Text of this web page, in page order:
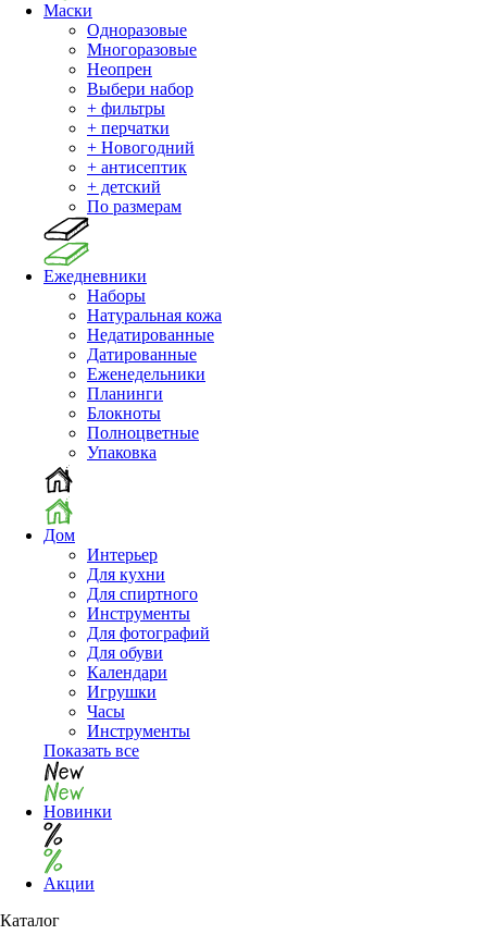
Маски
Одноразовые
Многоразовые
Неопрен
Выбери набор
+ фильтры
+ перчатки
+ Новогодний
+ антисептик
+ детский
По размерам
Ежедневники
Наборы
Натуральная кожа
Недатированные
Датированные
Еженедельники
Планинги
Блокноты
Полноцветные
Упаковка
Дом
Интерьер
Для кухни
Для спиртного
Инструменты
Для фотографий
Для обуви
Календари
Игрушки
Часы
Инструменты
Показать все
Новинки
Акции
Каталог